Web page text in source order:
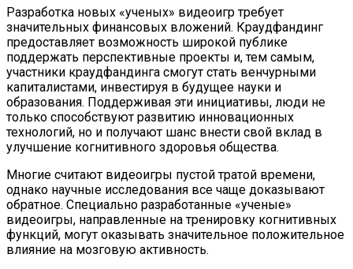
Разработка новых «ученых» видеоигр требует
значительных финансовых вложений. Краудфандинг
предоставляет возможность широкой публике
поддержать перспективные проекты и, тем самым,
участники краудфандинга смогут стать венчурными
капиталистами, инвестируя в будущее науки и
образования. Поддерживая эти инициативы, люди не
только способствуют развитию инновационных
технологий, но и получают шанс внести свой вклад в
улучшение когнитивного здоровья общества.
Многие считают видеоигры пустой тратой времени,
однако научные исследования все чаще доказывают
обратное. Специально разработанные «ученые»
видеоигры, направленные на тренировку когнитивных
функций, могут оказывать значительное положительное
влияние на мозговую активность.